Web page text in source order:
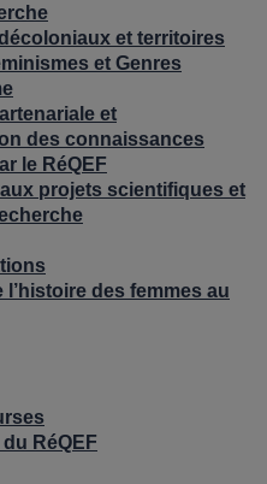
et territoires
et Genres
et
des connaissances
le RéQEF
projets scientifiques et
des femmes au
RéQEF